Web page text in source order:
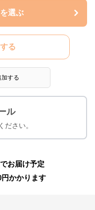
選ぶ
る
する
ル
ださい。
お届け予定
円かかります